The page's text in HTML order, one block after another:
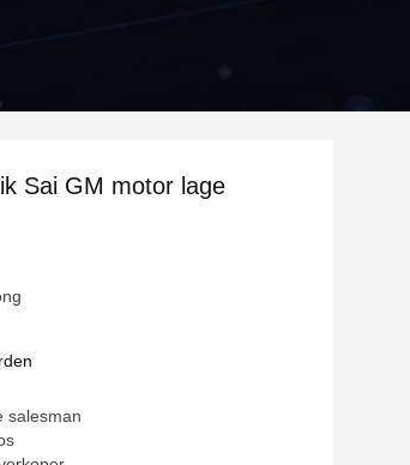
Sai GM motor lage
salesman